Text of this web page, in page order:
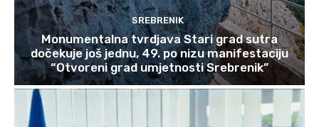
SREBRENIK
Monumentalna tvrdjava Stari grad sutra
dočekuje još jednu, 49. po nizu manifestaciju
“Otvoreni grad umjetnosti Srebrenik”